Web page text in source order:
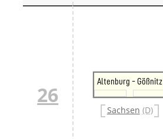
26
Altenburg - Gößnitz
Sachsen (D)